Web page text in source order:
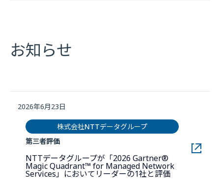
お知らせ
2026年6月23日
株式会社NTTデータグループ
第三者評価
NTTデータグループが「2026 Gartner®
Magic Quadrant™ for Managed Network
Services」においてリーダーの1社と評価新しいウィン